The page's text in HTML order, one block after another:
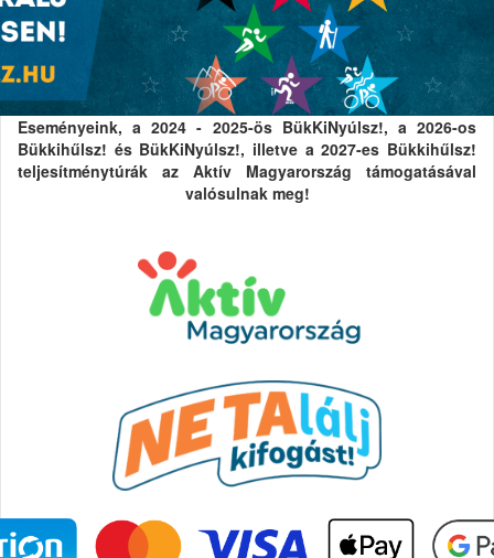
Eseményeink, a 2024 - 2025-ös BükKiNyúlsz!, a 2026-os
Bükkihűlsz! és BükKiNyúlsz!, illetve a 2027-es Bükkihűlsz!
teljesítménytúrák az Aktív Magyarország támogatásával
valósulnak meg!